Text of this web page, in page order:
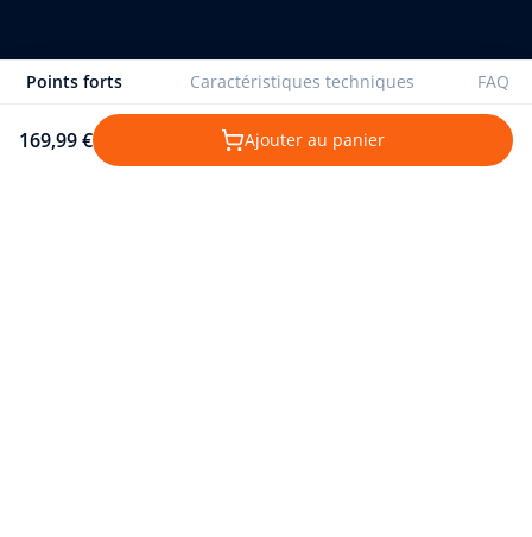
Points forts Caractéristiques techniques FAQ
169,99 € Ajouter au panier